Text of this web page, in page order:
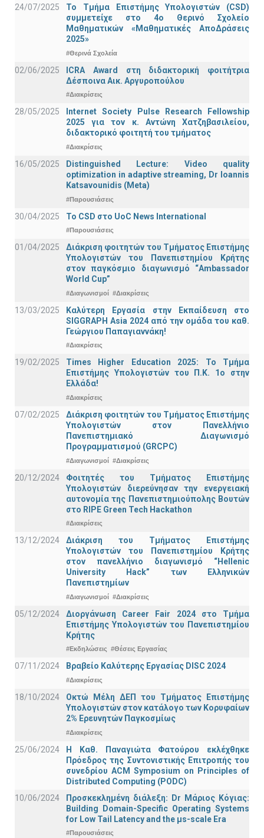
24/07/2025
Το Τμήμα Επιστήμης Υπολογιστών (CSD)
συμμετείχε στο 4ο Θερινό Σχολείο
Μαθηματικών «Μαθηματικές ΑποΔράσεις
2025»
#Θερινά Σχολεία
02/06/2025
ICRA Award στη διδακτορική φοιτήτρια
Δέσποινα Αικ. Αργυροπούλου
#Διακρίσεις
28/05/2025
Internet Society Pulse Research Fellowship
2025 για τον κ. Αντώνη Χατζηβασιλείου,
διδακτορικό φοιτητή του τμήματος
#Διακρίσεις
16/05/2025
Distinguished Lecture: Video quality
optimization in adaptive streaming, Dr Ioannis
Katsavounidis (Meta)
#Παρουσιάσεις
30/04/2025 To CSD στο UoC News International
#Παρουσιάσεις
01/04/2025
Διάκριση φοιτητών του Τμήματος Επιστήμης
Υπολογιστών του Πανεπιστημίου Κρήτης
στον παγκόσμιο διαγωνισμό “Ambassador
World Cup”
#Διαγωνισμοί #Διακρίσεις
13/03/2025
Καλύτερη Εργασία στην Εκπαίδευση στο
SIGGRAPH Asia 2024 από την ομάδα του καθ.
Γεώργιου Παπαγιαννάκη!
#Διακρίσεις
19/02/2025
Times Higher Education 2025: Το Τμήμα
Επιστήμης Υπολογιστών του Π.Κ. 1ο στην
Ελλάδα!
#Διακρίσεις
07/02/2025
Διάκριση φοιτητών του Τμήματος Επιστήμης
Υπολογιστών στον Πανελλήνιο
Πανεπιστημιακό Διαγωνισμό
Προγραμματισμού (GRCPC)
#Διαγωνισμοί #Διακρίσεις
20/12/2024
Φοιτητές του Τμήματος Επιστήμης
Υπολογιστών διερεύνησαν την ενεργειακή
αυτονομία της Πανεπιστημιούπολης Βουτών
στο RIPE Green Tech Hackathon
#Διακρίσεις
13/12/2024
Διάκριση του Τμήματος Επιστήμης
Υπολογιστών του Πανεπιστημίου Κρήτης
στον πανελλήνιο διαγωνισμό “Hellenic
University Hack” των Ελληνικών
Πανεπιστημίων
#Διαγωνισμοί #Διακρίσεις
05/12/2024
Διοργάνωση Career Fair 2024 στο Τμήμα
Επιστήμης Υπολογιστών του Πανεπιστημίου
Κρήτης
#Εκδηλώσεις #Θέσεις Εργασίας
07/11/2024 Βραβείο Καλύτερης Εργασίας DISC 2024
#Διακρίσεις
18/10/2024
Οκτώ Μέλη ΔΕΠ του Τμήματος Επιστήμης
Υπολογιστών στον κατάλογο των Κορυφαίων
2% Ερευνητών Παγκοσμίως
#Διακρίσεις
25/06/2024
Η Καθ. Παναγιώτα Φατούρου εκλέχθηκε
Πρόεδρος της Συντονιστικής Επιτροπής του
συνεδρίου ACM Symposium on Principles of
Distributed Computing (PODC)
10/06/2024
Προσκεκλημένη διάλεξη: Dr Μάριος Κόγιας:
Building Domain-Specific Operating Systems
for Low Tail Latency and the μs-scale Era
#Παρουσιάσεις